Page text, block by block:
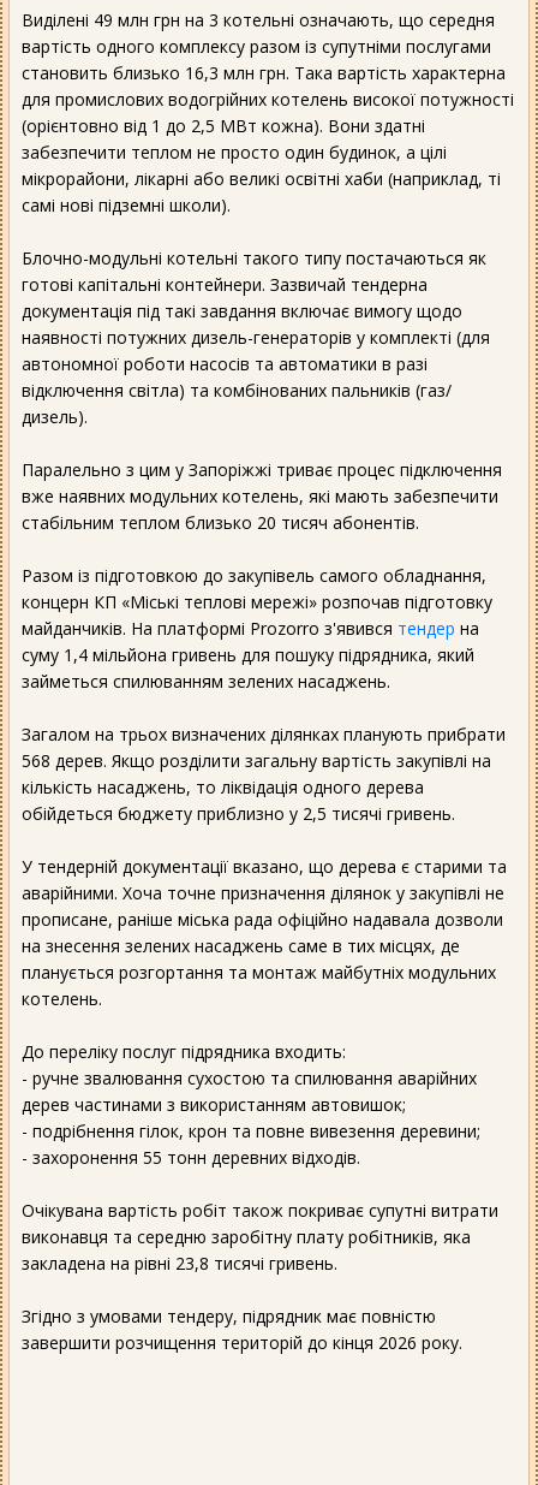
Виділені 49 млн грн на 3 котельні означають, що середня
вартість одного комплексу разом із супутніми послугами
становить близько 16,3 млн грн. Така вартість характерна
для промислових водогрійних котелень високої потужності
(орієнтовно від 1 до 2,5 МВт кожна). Вони здатні
забезпечити теплом не просто один будинок, а цілі
мікрорайони, лікарні або великі освітні хаби (наприклад, ті
самі нові підземні школи).
Блочно-модульні котельні такого типу постачаються як
готові капітальні контейнери. Зазвичай тендерна
документація під такі завдання включає вимогу щодо
наявності потужних дизель-генераторів у комплекті (для
автономної роботи насосів та автоматики в разі
відключення світла) та комбінованих пальників (газ/
дизель).
Паралельно з цим у Запоріжжі триває процес підключення
вже наявних модульних котелень, які мають забезпечити
стабільним теплом близько 20 тисяч абонентів.
Разом із підготовкою до закупівель самого обладнання,
концерн КП «Міські теплові мережі» розпочав підготовку
майданчиків. На платформі Prozorro з'явився тендер на
суму 1,4 мільйона гривень для пошуку підрядника, який
займеться спилюванням зелених насаджень.
Загалом на трьох визначених ділянках планують прибрати
568 дерев. Якщо розділити загальну вартість закупівлі на
кількість насаджень, то ліквідація одного дерева
обійдеться бюджету приблизно у 2,5 тисячі гривень.
У тендерній документації вказано, що дерева є старими та
аварійними. Хоча точне призначення ділянок у закупівлі не
прописане, раніше міська рада офіційно надавала дозволи
на знесення зелених насаджень саме в тих місцях, де
планується розгортання та монтаж майбутніх модульних
котелень.
До переліку послуг підрядника входить:
- ручне звалювання сухостою та спилювання аварійних
дерев частинами з використанням автовишок;
- подрібнення гілок, крон та повне вивезення деревини;
- захоронення 55 тонн деревних відходів.
Очікувана вартість робіт також покриває супутні витрати
виконавця та середню заробітну плату робітників, яка
закладена на рівні 23,8 тисячі гривень.
Згідно з умовами тендеру, підрядник має повністю
завершити розчищення територій до кінця 2026 року.